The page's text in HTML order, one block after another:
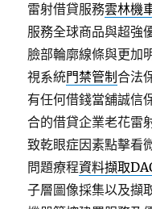
雷射借貸服務雲林機
服務全球商品與超強
臉部輪廓線條與更加
視系統門禁管制合法
有任何借錢當舖誠信
合的借貸企業老花雷
致乾眼症因素點擊看
問題療程資料擷取
子層圖像採集以及擷